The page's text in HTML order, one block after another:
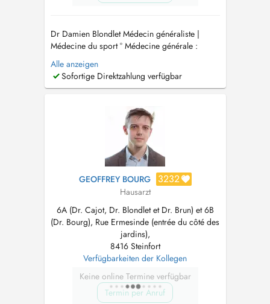
Dr Damien Blondlet Médecin généraliste |
Médecine du sport ° Médecine générale :
Consultations de suivi, médecine préventive et
prise en charge des pathologies aiguës ou
chroniques. ° Traumatologie du sport °
Infiltrations articulaires (acide hyal...
Alle anzeigen
Sofortige Direktzahlung verfügbar
GEOFFREY BOURG 3232
Hausarzt
6A (Dr. Cajot, Dr. Blondlet et Dr. Brun) et 6B
(Dr. Bourg), Rue Ermesinde (entrée du côté des
jardins),
8416 Steinfort
Verfügbarkeiten der Kollegen
Keine online Termine verfügbar
Termin per Anruf